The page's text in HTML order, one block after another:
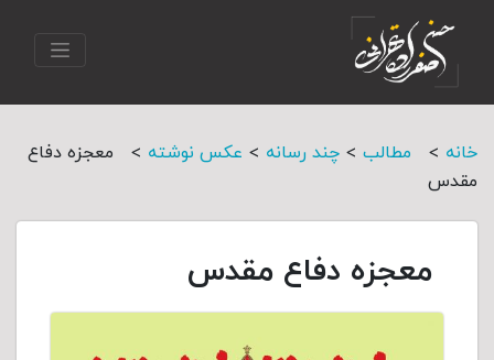
خانه > مطالب > چند رسانه > عکس نوشته >
معجزه دفاع
مقدس
معجزه دفاع مقدس